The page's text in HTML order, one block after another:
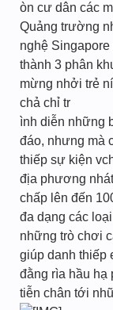
òn cư dân các
Quảng trường
nghệ
thành 3 phân
mừng nhởi trẻ
chả chỉ tr
ình diễn những
đáo, nhưng mà
thiếp sự kiện
địa phương
chấp lên đến
đa dạng các
những trò chơi
giúp danh thiếp
đằng rìa hầu hạ
tiễn chân tới